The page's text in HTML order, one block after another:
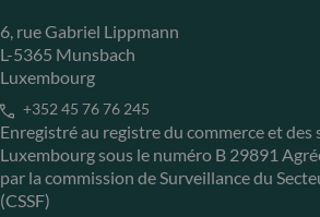
6, rue Gabriel Lippmann
L-5365 Munsbach
Luxembourg
+352 45 76 76 245
Enregistré au registre du commerce et des
Luxembourg sous le numéro B 29891
par la commission de Surveillance du
(CSSF)